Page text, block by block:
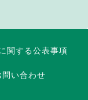
関する公表事項
問い合わせ